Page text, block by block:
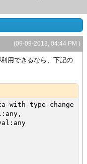
(09-09-2013, 04:44 PM )
用できるなら、下記の
with-type-change